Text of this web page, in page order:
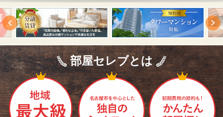
部屋セレブとは